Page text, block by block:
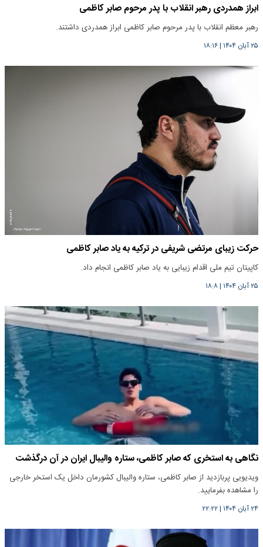
ابراز همدردی رهبر انقلاب با پدر مرحوم صابر کاظمی
رهبر معظم انقلاب با پدر مرحوم صابر کاظمی ابراز همدردی داشتند.
۲۵ آبان ۱۴۰۴ |۱۸:۱۶
حرکت زیبای مرتضی شریفی در ترکیه به یاد صابر کاظمی
کاپیتان تیم ملی اقدام زیبایی به یاد صابر کاظمی انجام داد.
۲۵ آبان ۱۴۰۴ |۱۸:۸
نگاهی به استخری که صابر کاظمی، ستاره والیبال ایران در آن درگذشت
ویدیویی پربازدید از صابر کاظمی، ستاره والیبال کشورمان داخل یک استخر خارجی
را مشاهده بفرمایید.
۲۴ آبان ۱۴۰۴ |۲۲:۲۲